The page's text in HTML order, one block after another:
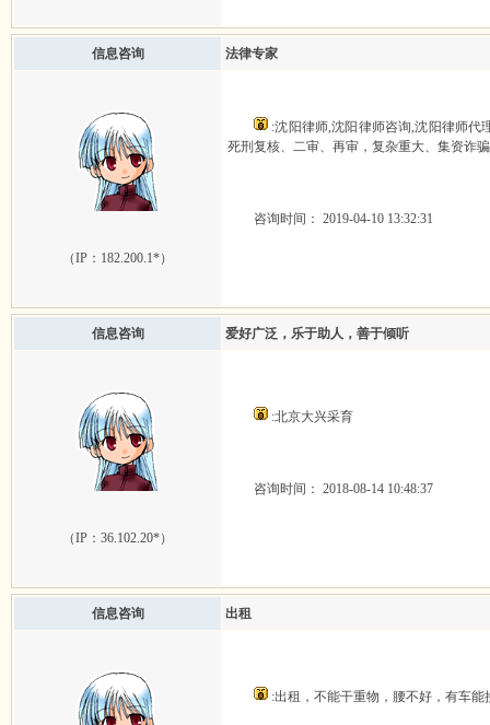
信息咨询 法律专家
（IP： 182.200.1*）
:沈阳律师,沈阳律师咨询,沈阳律师代
死刑复核、二审、再审，复杂重大、集资诈
咨询时间： 2019-04-10 13:32:31
信息咨询 爱好广泛，乐于助人，善于倾听
（IP： 36.102.20*）
:北京大兴采育
咨询时间： 2018-08-14 10:48:37
信息咨询 出租
:出租，不能干重物，腰不好，有车